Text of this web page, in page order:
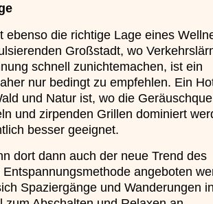
ebenso die richtige Lage eines
Großstadt, wo
schnell zunichtemachen, ist ein
nur bedingt zu empfehlen. Ein
und Natur ist, wo die
und zirpenden Grillen dominiert
besser geeignet.
dort dann auch der neue Trend des
angeboten
Spaziergänge und Wanderungen